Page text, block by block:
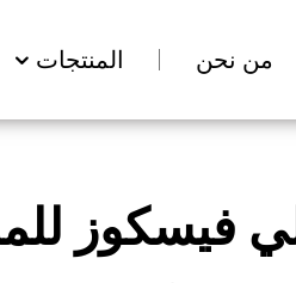
من نحن المنتجات
فيسكوز